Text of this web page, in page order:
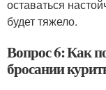
оставаться
будет тяжело.
Вопрос 6: Как
бросании